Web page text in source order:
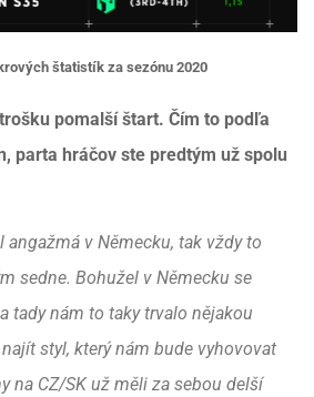
štatistík za sezónu 2020
pomalší štart. Čím to podľa
parta hráčov ste predtým už spolu
v Německu, tak vždy to
sedne. Bohužel v Německu se
tady nám to taky trvalo nějakou
styl, který nám bude vyhovovat
na CZ/SK už měli za sebou delší